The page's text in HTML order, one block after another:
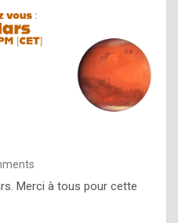
R
o
p
l
Merci à tous pour cette